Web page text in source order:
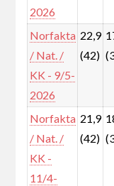
2026
Norfakta
/ Nat. /
KK - 9/5-
2026
22,9
(42)
Norfakta
/ Nat. /
KK -
11/4-
21,9
(42)